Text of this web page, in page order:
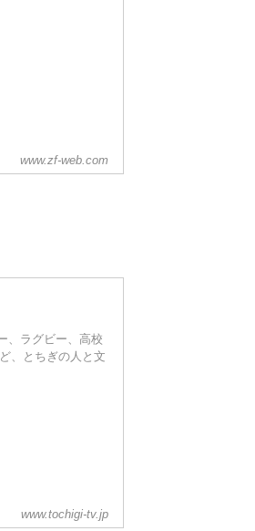
www.zf-web.com
、ラグビー、高校
、とちぎの人と文
www.tochigi-tv.jp